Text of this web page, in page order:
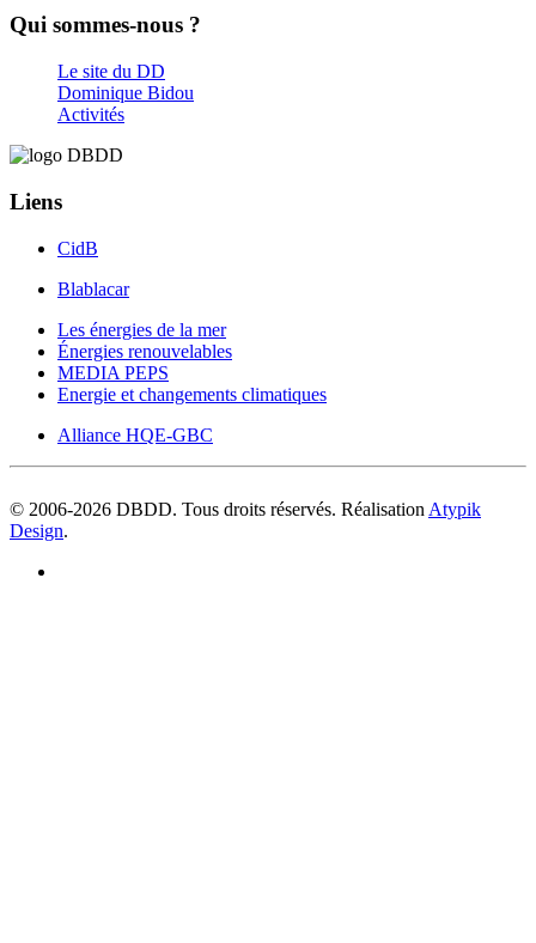
Qui sommes-nous ?
Le site du DD
Dominique Bidou
Activités
Liens
CidB
Blablacar
Les énergies de la mer
Énergies renouvelables
MEDIA PEPS
Energie et changements climatiques
Alliance HQE-GBC
© 2006-2026 DBDD. Tous droits réservés. Réalisation Atypik
Design.